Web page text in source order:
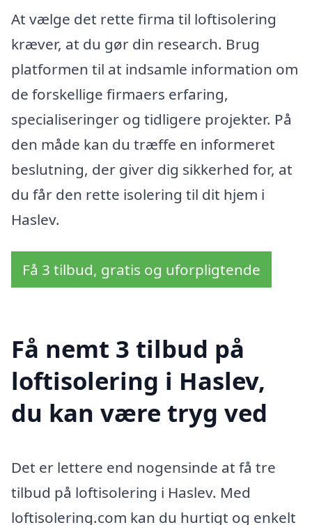
At vælge det rette firma til loftisolering
kræver, at du gør din research. Brug
platformen til at indsamle information om
de forskellige firmaers erfaring,
specialiseringer og tidligere projekter. På
den måde kan du træffe en informeret
beslutning, der giver dig sikkerhed for, at
du får den rette isolering til dit hjem i
Haslev.
Få 3 tilbud, gratis og uforpligtende
Få nemt 3 tilbud på
loftisolering i Haslev,
du kan være tryg ved
Det er lettere end nogensinde at få tre
tilbud på loftisolering i Haslev. Med
loftisolering.com kan du hurtigt og enkelt